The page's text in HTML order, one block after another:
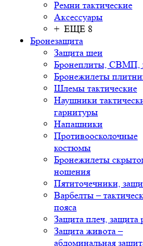
Ремни тактические
Аксессуары
+ ЕЩЕ 8
Бронезащита
Защита шеи
Бронеплиты, СВМП,
Бронежилеты
Шлемы тактические
Наушники
гарнитуры
Напашники
Противоосколочные
костюмы
Бронежилеты
ношения
Пятиточечники,
Варбелты –
пояса
Защита плеч, защита
Защита живота –
абдоминальная